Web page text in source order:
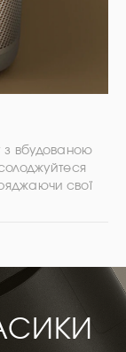
з вбудованою
свої